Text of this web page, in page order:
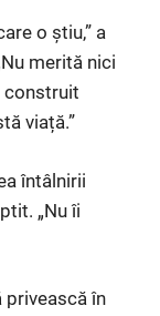
o știu,” a
merită nici
construit
viață.”
întâlnirii
„Nu îi
privească în